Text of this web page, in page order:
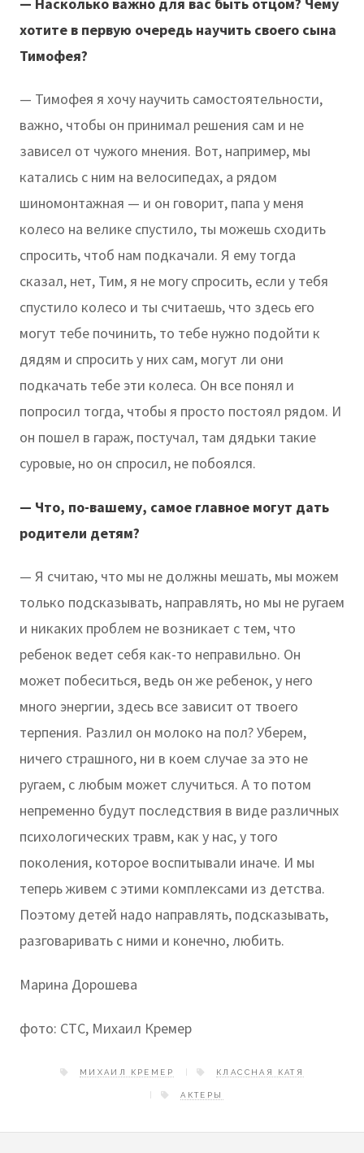
хотите в первую очередь научить своего сына
Тимофея?
— Тимофея я хочу научить самостоятельности,
важно, чтобы он принимал решения сам и не
зависел от чужого мнения. Вот, например, мы
катались с ним на велосипедах, а рядом
шиномонтажная — и он говорит, папа у меня
колесо на велике спустило, ты можешь сходить
спросить, чтоб нам подкачали. Я ему тогда
сказал, нет, Тим, я не могу спросить, если у тебя
спустило колесо и ты считаешь, что здесь его
могут тебе починить, то тебе нужно подойти к
дядям и спросить у них сам, могут ли они
подкачать тебе эти колеса. Он все понял и
попросил тогда, чтобы я просто постоял рядом. И
он пошел в гараж, постучал, там дядьки такие
суровые, но он спросил, не побоялся.
— Что, по-вашему, самое главное могут дать
родители детям?
— Я считаю, что мы не должны мешать, мы можем
только подсказывать, направлять, но мы не ругаем
и никаких проблем не возникает с тем, что
ребенок ведет себя как-то неправильно. Он
может побеситься, ведь он же ребенок, у него
много энергии, здесь все зависит от твоего
терпения. Разлил он молоко на пол? Уберем,
ничего страшного, ни в коем случае за это не
ругаем, с любым может случиться. А то потом
непременно будут последствия в виде различных
психологических травм, как у нас, у того
поколения, которое воспитывали иначе. И мы
теперь живем с этими комплексами из детства.
Поэтому детей надо направлять, подсказывать,
разговаривать с ними и конечно, любить.
Марина Дорошева
фото: CТС, Михаил Кремер
МИХАИЛ КРЕМЕР КЛАССНАЯ КАТЯ
АКТЕРЫ